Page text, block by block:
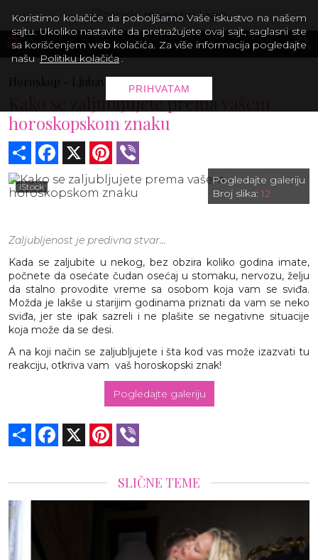
Ljubavni
Kako se zaljubljujete prema vašem
horoskopskom znaku
Share Facebook Pinterest
iStock
Pogledajte galeriju
Broj slika:12
Zaljubljenost je predivna stvar...
Kada se zaljubite u nekog, bez obzira koliko godina imate,
počnete da osećate čudan osećaj u stomaku, nervozu, želju
da stalno provodite vreme sa osobom koja vam se sviđa.
Možda je lakše u starijim godinama priznati da vam se neko
sviđa, jer ste ipak sazreli i ne plašite se negativne situacije
koja može da se desi.
A na koji način se zaljubljujete i šta kod vas može izazvati tu
reakciju, otkriva vam vaš horoskopski znak!
Pogledajte galeriju
Share Facebook Pinterest
SLIČNE TEME
Koristimo kolačiće da poboljšamo Vaše iskustvo na našem
sajtu. Ukoliko nastavite da pretražujete ovaj sajt, saglasni ste
sa korišćenjem web kolačića. Za više informacija pogledajte
našu Politiku kolačića .
PRIHVATAM